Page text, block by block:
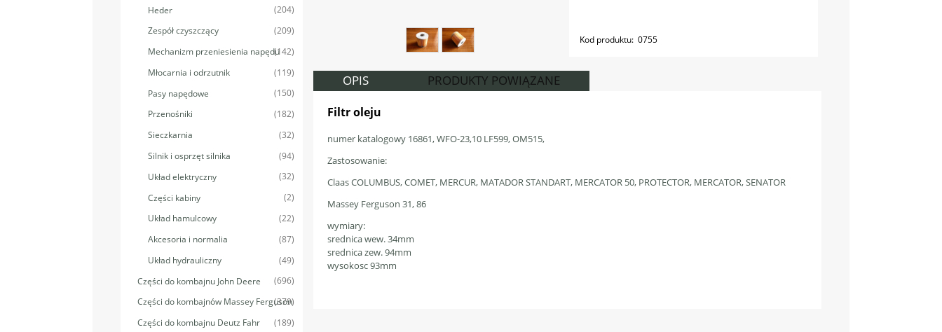
Heder
(204)
Zespół czyszczący
(209)
Mechanizm przeniesienia napędu(142)
Młocarnia i odrzutnik
(119)
Pasy napędowe
(150)
Przenośniki
(182)
Sieczkarnia
(32)
Silnik i osprzęt silnika
(94)
Układ elektryczny
(32)
Części kabiny
(2)
Układ hamulcowy
(22)
Akcesoria i normalia
(87)
Układ hydrauliczny
(49)
Części do kombajnu John Deere
(696)
Części do kombajnów Massey Ferguson
(379)
Części do kombajnu Deutz Fahr
(189)
Kod produktu: 0755
OPIS PRODUKTY POWIĄZANE
Filtr oleju
numer katalogowy 16861, WFO-23,10 LF599, OM515,
Zastosowanie:
ClaasCOLUMBUS, COMET, MERCUR, MATADOR STANDART, MERCATOR 50, PROTECTOR, MERCATOR, SENATOR
Massey Ferguson 31, 86
wymiary:
srednica wew. 34mm
srednica zew. 94mm
wysokosc 93mm